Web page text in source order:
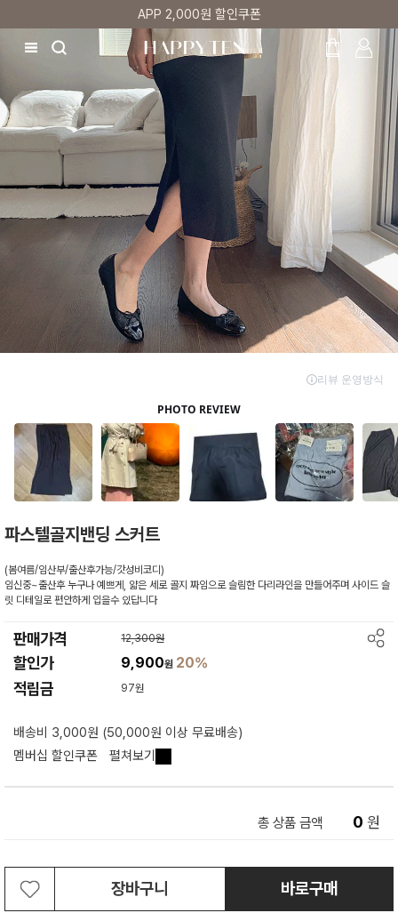
첫 구매 5% 감사쿠폰
파스텔골지밴딩 스커트
(봄여름/임산부/출산후가능/갓성비코디)
임신중~출산후 누구나 예쁘게, 얇은 세로 골지 짜임으로 슬림한 다리라인을 만들어주며 사이드 슬
릿 디테일로 편안하게 입을수 있답니다
판매가격 12,300원
할인가 9,900원 20%
적립금 97원
배송비 3,000원 (50,000원 이상 무료배송)
멤버십 할인쿠폰
펼쳐보기
총 상품 금액 0 원
장바구니 바로구매